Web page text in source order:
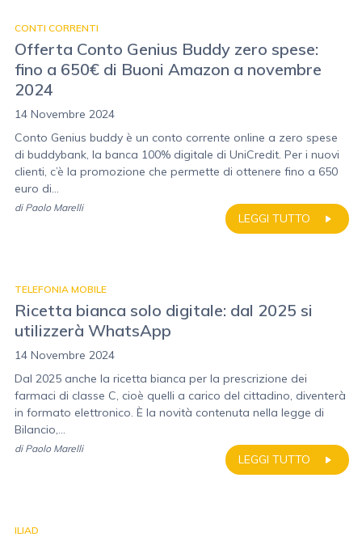
CONTI CORRENTI
Offerta Conto Genius Buddy zero spese:
fino a 650€ di Buoni Amazon a novembre
2024
14 Novembre 2024
Conto Genius buddy è un conto corrente online a zero spese
di buddybank, la banca 100% digitale di UniCredit. Per i nuovi
clienti, c’è la promozione che permette di ottenere fino a 650
euro di...
LEGGI TUTTO
di Paolo Marelli
TELEFONIA MOBILE
Ricetta bianca solo digitale: dal 2025 si
utilizzerà WhatsApp
14 Novembre 2024
Dal 2025 anche la ricetta bianca per la prescrizione dei
farmaci di classe C, cioè quelli a carico del cittadino, diventerà
in formato elettronico. È la novità contenuta nella legge di
Bilancio,...
LEGGI TUTTO
di Paolo Marelli
ILIAD